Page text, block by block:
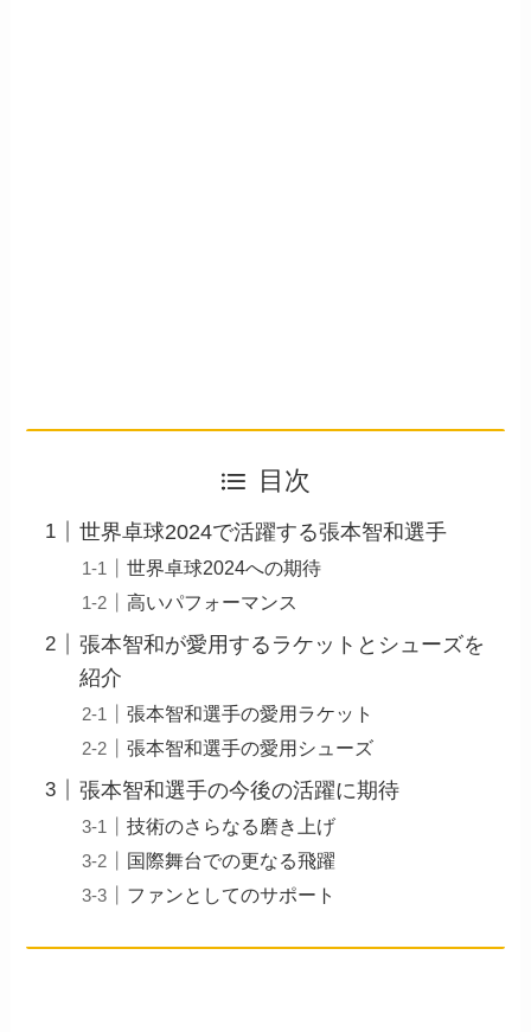
目次
世界卓球2024で活躍する張本智和選手
世界卓球2024への期待
高いパフォーマンス
張本智和が愛用するラケットとシューズを
紹介
張本智和選手の愛用ラケット
張本智和選手の愛用シューズ
張本智和選手の今後の活躍に期待
技術のさらなる磨き上げ
国際舞台での更なる飛躍
ファンとしてのサポート